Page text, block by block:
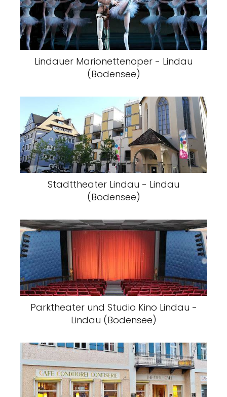
Lindauer Marionettenoper - Lindau
(Bodensee)
Stadttheater Lindau - Lindau
(Bodensee)
Parktheater und Studio Kino Lindau -
Lindau (Bodensee)